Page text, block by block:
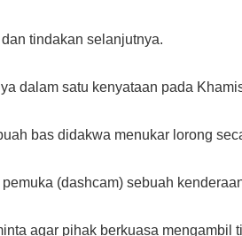
tindakan selanjutnya.
dalam satu kenyataan pada
bas didakwa menukar lorong
(dashcam) sebuah
agar pihak berkuasa mengambil